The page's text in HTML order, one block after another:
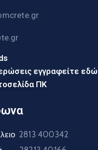
εγγραφείτε εδώ
ΠΚ
2813 400342